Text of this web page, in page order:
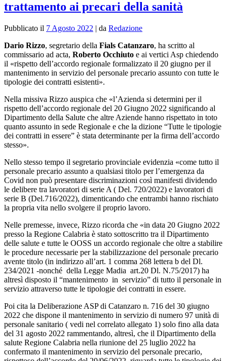
trattamento ai precari della sanità
Pubblicato il 7 Agosto 2022 | da Redazione
Dario Rizzo, segretario della Fials Catanzaro, ha scritto al
commissario ad acta, Roberto Occhiuto e ai vertici Asp chiedendo
il «rispetto dell’accordo regionale formalizzato il 20 giugno per il
mantenimento in servizio del personale precario assunto con tutte le
tipologie dei contratti esistenti».
Nella missiva Rizzo auspica che «l’Azienda si determini per il
rispetto dell’accordo regionale del 20 Giugno 2022 significando al
Dipartimento della Salute che altre Aziende hanno rispettato in toto
quanto assunto in sede Regionale e che la dizione “Tutte le tipologie
dei contratti in essere” è stata determinante per la firma dell’accordo
stesso».
Nello stesso tempo il segretario provinciale evidenzia «come tutto il
personale precario assunto a qualsiasi titolo per l’emergenza da
Covid non può presentare discriminazioni così manifesti dividendo
le delibere tra lavoratori di serie A ( Del. 720/2022) e lavoratori di
serie B (Del.716/2022), dimenticando che entrambi hanno rischiato
la propria vita nello svolgere il proprio lavoro.
Nelle premesse, invece, Rizzo ricorda che «in data 20 Giugno 2022
presso la Regione Calabria è stato sottoscritto tra il Dipartimento
delle salute e tutte le OOSS un accordo regionale che oltre a stabilire
le procedure necessarie per la stabilizzazione del personale precario
avente titolo (in indirizzo all’art. 1 comma 268 lettera b del Dl.
234/2021 -nonché della Legge Madia art.20 Dl. N.75/2017) ha
altresì disposto il “mantenimento in servizio” di tutto il personale in
servizio attraverso tutte le tipologie dei contratti in essere.
Poi cita la Deliberazione ASP di Catanzaro n. 716 del 30 giugno
2022 che dispone il mantenimento in servizio di numero 97 unità di
personale sanitario ( vedi nel correlato allegato 1) solo fino alla data
del 31 agosto 2022 rammentando, altresì, che il Dipartimento della
salute Regione Calabria nella riunione del 25 luglio 2022 ha
confermato il mantenimento in servizio del personale precario,